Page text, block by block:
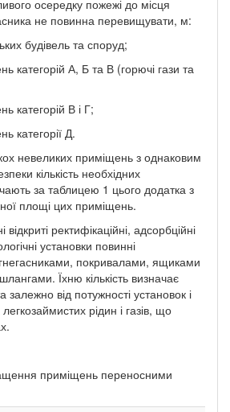
осередку пожежі до місця
не повинна перевищувати, м:
будівель та споруд;
категорій А, Б та В (горючі гази та
категорій В і Г;
категорії Д.
невеликих приміщень з однаковим
кількість необхідних
за таблицею 1 цього додатка з
площі цих приміщень.
ректифікаційні, адсорбційні
установки повинні
покривалами, ящиками
Їхню кількість визначає
залежно від потужності установок і
легкозаймистих рідин і газів, що
приміщень переносними